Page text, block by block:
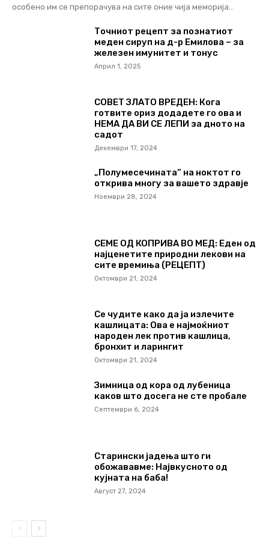
особено им се препорачува на сите оние чија меморија...
Точниот рецепт за познатиот
меден сируп на д-р Емилова – за
железен имунитет и тонус
Април 1, 2025
СОВЕТ ЗЛАТО ВРЕДЕН: Кога
готвите ориз додадете го ова и
НЕМА ДА ВИ СЕ ЛЕПИ за дното на
садот
Декември 17, 2024
„Полумесечината“ на ноктот го
открива многу за вашето здравје
Ноември 28, 2024
СЕМЕ ОД КОПРИВА ВО МЕД: Еден од
најценетите природни лекови на
сите времиња (РЕЦЕПТ)
Октомври 21, 2024
Се чудите како да ја излечите
кашлицата: Ова е најмоќниот
народен лек против кашлица,
бронхит и ларингит
Октомври 21, 2024
Зимница од кора од лубеница
каков што досега не сте пробале
Септември 6, 2024
Старински јадења што ги
обожававме: Највкусното од
кујната на баба!
Август 27, 2024